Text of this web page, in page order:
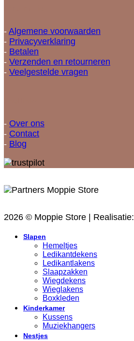
- Algemene voorwaarden
- Privacyverklaring
- Betalen
- Verzenden en retourneren
- Veelgestelde vragen
- Over ons
- Contact
- Blog
2026 © Moppie Store | Realisatie:
Slapen
Hemeltjes
Ledikantdekens
Ledikantlakens
Slaapzakken
Wiegdekens
Wieglakens
Boxkleden
Kinderkamer
Kussens
Muziekhangers
Nestjes